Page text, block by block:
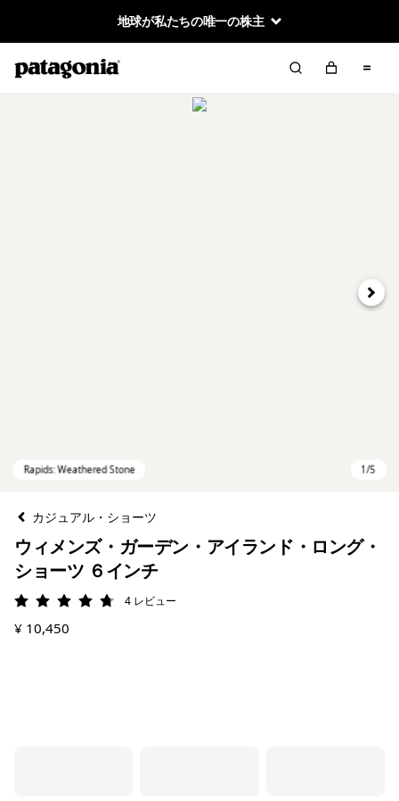
地球が私たちの唯一の株主
次へ
カジュアル・ショーツ
ウィメンズ・ガーデン・アイランド・ロング・
ショーツ ６インチ
評価: 4.8 / 5
4 レビュー
¥ 10,450